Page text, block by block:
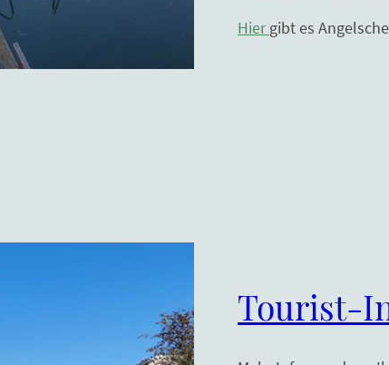
Hier gibt es
Tourist-